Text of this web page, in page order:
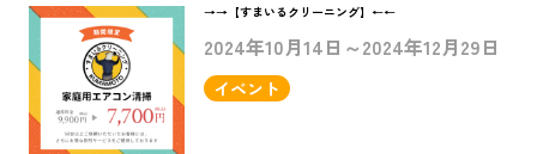
→→【すまいるクリーニング】←←
2024年10月14日～2024年12月29日
イベント